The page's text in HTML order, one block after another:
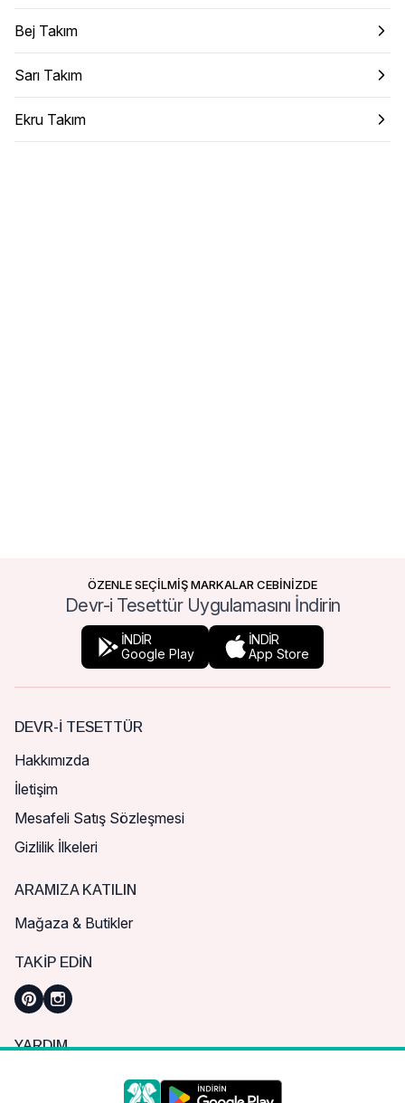
Bej Takım
Sarı Takım
Ekru Takım
ÖZENLE SEÇİLMİŞ MARKALAR CEBİNİZDE
Devr-i Tesettür Uygulamasını İndirin
İNDİR
Google Play
İNDİR
App Store
DEVR-I TESETTÜR
Hakkımızda
İletişim
Mesafeli Satış Sözleşmesi
Gizlilik İlkeleri
ARAMIZA KATILIN
Mağaza & Butikler
TAKIP EDIN
YARDIM
Sık Sorulan Sorular